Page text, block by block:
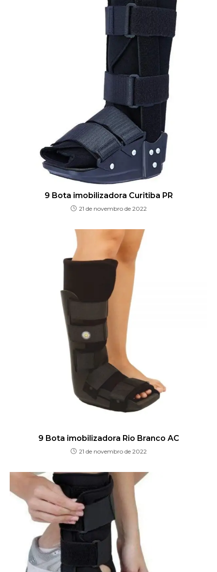
9 Bota imobilizadora Curitiba PR
21 de novembro de 2022
9 Bota imobilizadora Rio Branco AC
21 de novembro de 2022